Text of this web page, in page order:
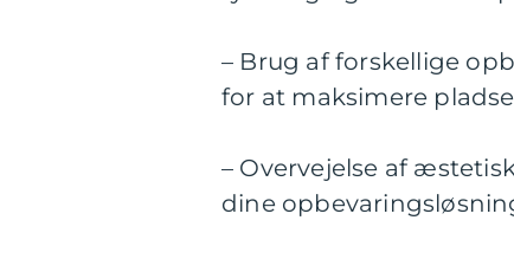
– Brug af forskellige
for at maksimere
– Overvejelse af
dine